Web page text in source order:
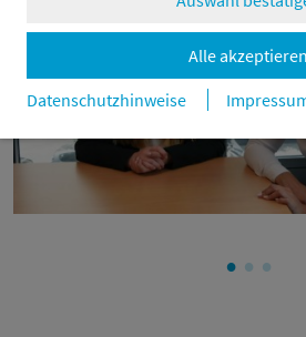
Alle akzeptieren
Datenschutzhinweise